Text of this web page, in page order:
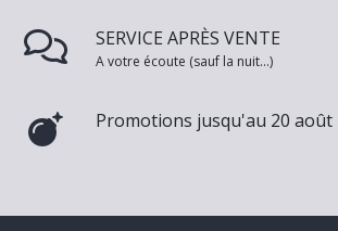
SERVICE APRÈS VENTE
A votre écoute (sauf la nuit...)
Promotions jusqu'au 20 août